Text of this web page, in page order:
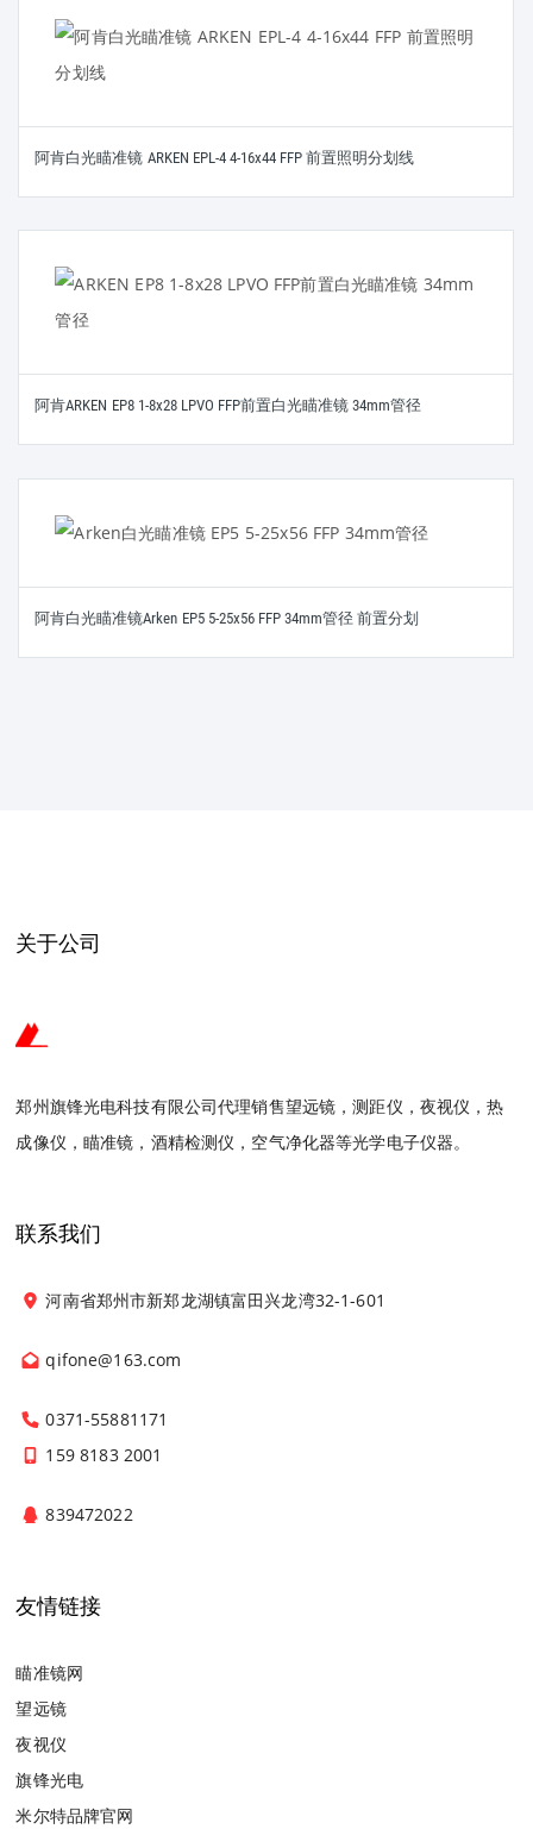
阿肯白光瞄准镜 ARKEN EPL-4 4-16x44 FFP 前置照明分划线
阿肯ARKEN EP8 1-8x28 LPVO FFP前置白光瞄准镜 34mm管径
阿肯白光瞄准镜Arken EP5 5-25x56 FFP 34mm管径 前置分划
关于公司
郑州旗锋光电科技有限公司代理销售望远镜，测距仪，夜视仪，热
成像仪，瞄准镜，酒精检测仪，空气净化器等光学电子仪器。
联系我们
河南省郑州市新郑龙湖镇富田兴龙湾32-1-601
qifone@163.com
0371-55881171
159 8183 2001
839472022
友情链接
瞄准镜网
望远镜
夜视仪
旗锋光电
米尔特品牌官网